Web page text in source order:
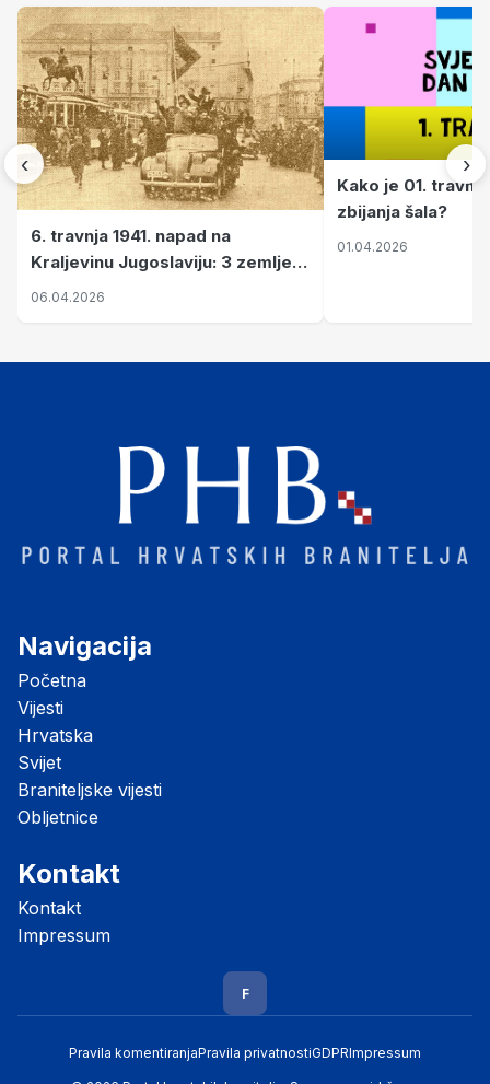
‹
6. travnja 1941. napad na
Kraljevinu Jugoslaviju: 3 zemlje
nastale njenim raspadom
06.04.2026
Kako je 01.
zbijanja šala?
01.04.2026
›
Navigacija
Početna
Vijesti
Hrvatska
Svijet
Braniteljske vijesti
Obljetnice
Kontakt
Kontakt
Impressum
F
Pravila komentiranjaPravila privatnostiGDPRImpressum